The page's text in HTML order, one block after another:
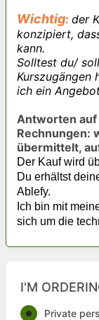
Wichtig: der
konzipiert,
kann.
Solltest du/
Kurszugängen
ich ein
Antworten auf
Rechnungen:
übermittelt,
Der Kauf wird
Du erhältst
Ablefy.
Ich bin mit
sich um die
I'M
Private